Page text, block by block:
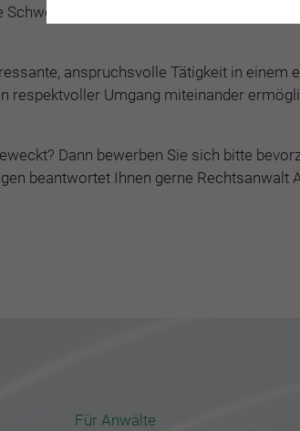
in der Ausbildung
anspruchsvolle Tätigkeit in
respektvoller Umgang miteinander
Dann bewerben Sie sich bitte
beantwortet Ihnen gerne Rechtsanwalt
Für Anwälte